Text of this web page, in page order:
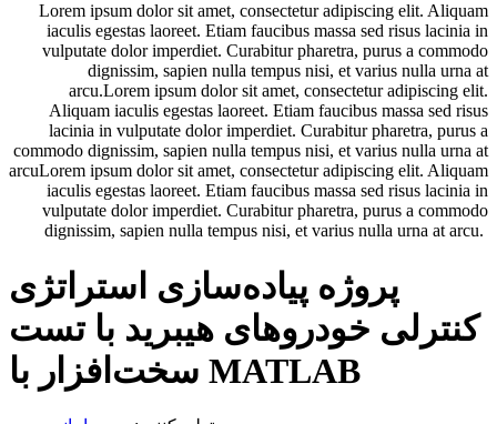
Lorem ipsum dolor sit amet, consectetur adipiscing elit. Aliquam
iaculis egestas laoreet. Etiam faucibus massa sed risus lacinia in
vulputate dolor imperdiet. Curabitur pharetra, purus a commodo
dignissim, sapien nulla tempus nisi, et varius nulla urna at
arcu.Lorem ipsum dolor sit amet, consectetur adipiscing elit.
Aliquam iaculis egestas laoreet. Etiam faucibus massa sed risus
lacinia in vulputate dolor imperdiet. Curabitur pharetra, purus a
commodo dignissim, sapien nulla tempus nisi, et varius nulla urna at
arcuLorem ipsum dolor sit amet, consectetur adipiscing elit. Aliquam
iaculis egestas laoreet. Etiam faucibus massa sed risus lacinia in
vulputate dolor imperdiet. Curabitur pharetra, purus a commodo
dignissim, sapien nulla tempus nisi, et varius nulla urna at arcu.
پروژه پیاده‌سازی استراتژی
کنترلی خودروهای هیبرید با تست
سخت‌افزار با MATLAB